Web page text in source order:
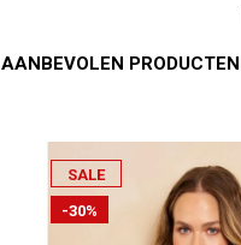
AANBEVOLEN PRODUCTEN
SALE
-30%